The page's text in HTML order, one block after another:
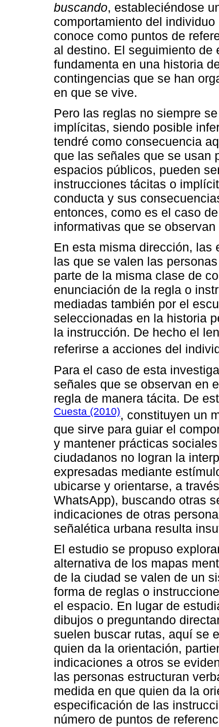
buscando, estableciéndose
comportamiento del
conoce como puntos de
al destino. El seguimiento de
fundamenta en una historia
contingencias que se han
en que se vive.
Pero las reglas no siempre
implícitas, siendo posible
tendré como consecuencia
que las señales que se usan
espacios públicos, pueden
instrucciones tácitas o
conducta y sus
entonces, como es el caso
informativas que se
En esta misma dirección, las
las que se valen las
parte de la misma clase de
enunciación de la regla o
mediadas también por el
seleccionadas en la historia
la instrucción. De hecho el
referirse a acciones del
Para el caso de esta
señales que se observan en
regla de manera tácita. De
Cuesta (2010), constituyen un
que sirve para guiar el
y mantener prácticas
ciudadanos no logran la
expresadas mediante
ubicarse y orientarse, a
WhatsApp), buscando otras
indicaciones de otras
señalética urbana resulta
El estudio se propuso
alternativa de los mapas
de la ciudad se valen de un
forma de reglas o
el espacio. En lugar de
dibujos o preguntando
suelen buscar rutas, aquí se
quien da la orientación,
indicaciones a otros se
las personas estructuran
medida en que quien da la
especificación de las
número de puntos de